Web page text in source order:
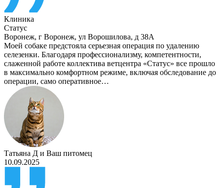
Клиника
Статус
Воронеж, г Воронеж, ул Ворошилова, д 38А
Моей собаке предстояла серьезная операция по удалению
селезенки. Благодаря профессионализму, компетентности,
слаженной работе коллектива ветцентра «Статус» все прошло
в максимально комфортном режиме, включая обследование до
операции, само оперативное…
Татьяна Д и Ваш питомец
10.09.2025